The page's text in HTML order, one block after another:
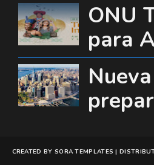
ONU
para
CREATED BY SORA TEMPLATES |